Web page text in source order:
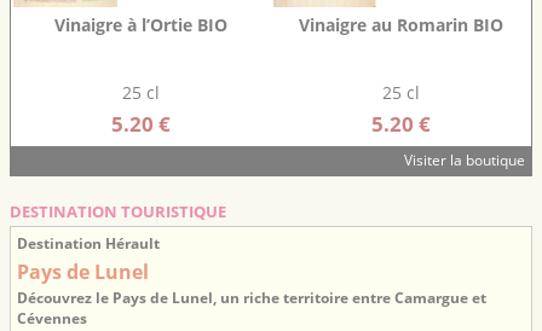
Vinaigre à l’Ortie BIO
25 cl
5.20 €
Vinaigre au Romarin BIO
25 cl
5.20 €
Visiter la boutique
DESTINATION TOURISTIQUE
Destination Hérault
Pays de Lunel
Découvrez le Pays de Lunel, un riche territoire entre Camargue et
Cévennes